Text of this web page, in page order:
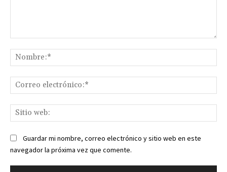
Guardar mi nombre, correo electrónico y sitio web en este
navegador la próxima vez que comente.